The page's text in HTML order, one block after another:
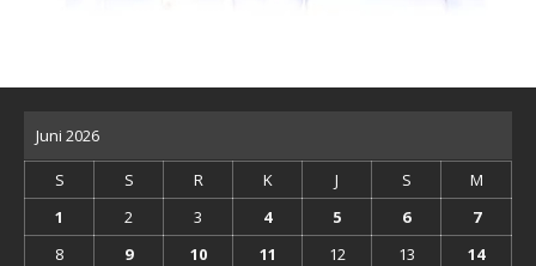
Juni 2026
S S R K J S
M
1
2 3 4 5 6
7
8
9 10 11 12 13 14